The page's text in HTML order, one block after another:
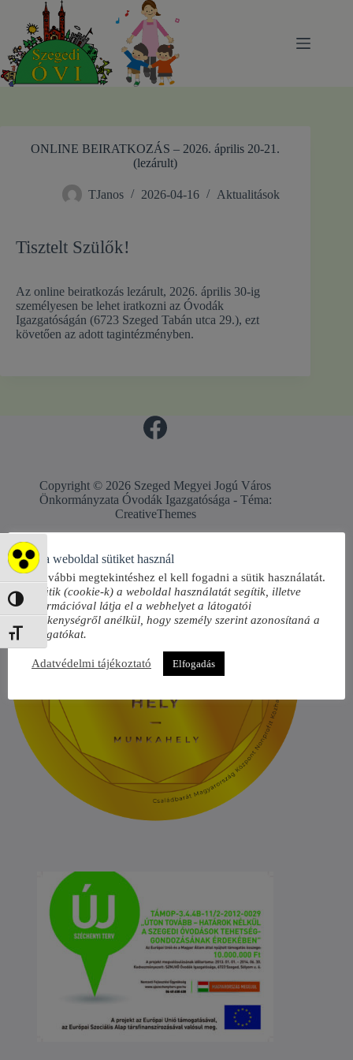
Akadálymentes mód
Nagy kontraszt váltása
Betűméret váltása
content
ONLINE BEIRATKOZÁS – 2026. április 20-21.
(lezárult)
TJanos 2026-04-16 Aktualitások
Tisztelt Szülők!
Az online beiratkozás lezárult, 2026. április 30-ig
személyesen be lehet iratkozni az Óvodák
Igazgatóságán (6723 Szeged Tabán utca 29.), ezt
követően az adott tagintézményben.
Copyright © 2026 Szeged Megyei Jogú Város
Önkormányzata Óvodák Igazgatósága - Téma:
CreativeThemes
Ez a weboldal sütiket használ
A további megtekintéshez el kell fogadni a sütik használatát.
A sütik (cookie-k) a weboldal használatát segítik, illetve
információval látja el a webhelyet a látogatói
tevékenységről anélkül, hogy személy szerint azonosítaná a
látogatókat.
Adatvédelmi tájékoztató Elfogadás